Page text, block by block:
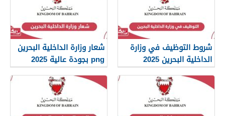
شروط التوظيف في وزارة
الداخلية البحرين 2025
شعار وزارة الداخلية البحرين
png بجودة عالية 2025